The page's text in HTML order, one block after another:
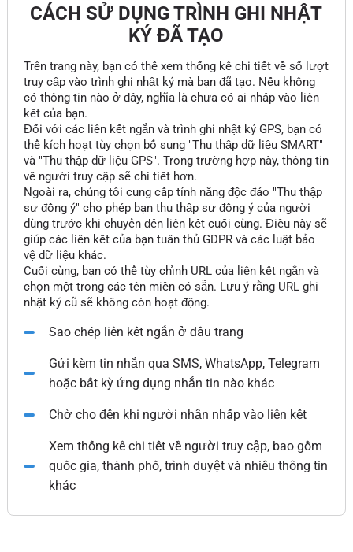
CÁCH SỬ DỤNG TRÌNH GHI NHẬT
KÝ ĐÃ TẠO
Trên trang này, bạn có thể xem thống kê chi tiết về số lượt
truy cập vào trình ghi nhật ký mà bạn đã tạo. Nếu không
có thông tin nào ở đây, nghĩa là chưa có ai nhấp vào liên
kết của bạn.
Đối với các liên kết ngắn và trình ghi nhật ký GPS, bạn có
thể kích hoạt tùy chọn bổ sung "Thu thập dữ liệu SMART"
và "Thu thập dữ liệu GPS". Trong trường hợp này, thông tin
về người truy cập sẽ chi tiết hơn.
Ngoài ra, chúng tôi cung cấp tính năng độc đáo "Thu thập
sự đồng ý" cho phép bạn thu thập sự đồng ý của người
dùng trước khi chuyển đến liên kết cuối cùng. Điều này sẽ
giúp các liên kết của bạn tuân thủ GDPR và các luật bảo
vệ dữ liệu khác.
Cuối cùng, bạn có thể tùy chỉnh URL của liên kết ngắn và
chọn một trong các tên miền có sẵn. Lưu ý rằng URL ghi
nhật ký cũ sẽ không còn hoạt động.
Sao chép liên kết ngắn ở đầu trang
Gửi kèm tin nhắn qua SMS, WhatsApp, Telegram
hoặc bất kỳ ứng dụng nhắn tin nào khác
Chờ cho đến khi người nhận nhấp vào liên kết
Xem thống kê chi tiết về người truy cập, bao gồm
quốc gia, thành phố, trình duyệt và nhiều thông tin
khác